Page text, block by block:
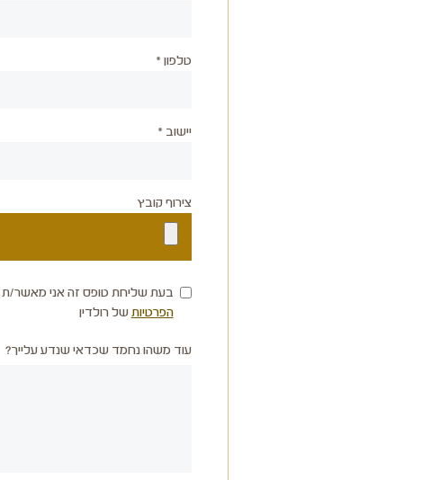
טלפון *
יישוב *
צירוף קובץ
בעת שליחת טופס זה אני מאשר/
הפרטיותשל רולדין
עוד משהו נחמד שכדאי שנדע עלייך?